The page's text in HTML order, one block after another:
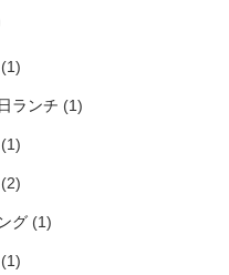
(1)
ランチ (1)
(1)
(2)
グ(1)
(1)